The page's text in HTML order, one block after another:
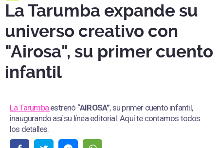
La Tarumba expande su
universo creativo con
"Airosa", su primer cuento
infantil
La Tarumba estrenó “AIROSA”, su primer cuento infantil,
inaugurando así su línea editorial. Aquí te contamos todos
los detalles.